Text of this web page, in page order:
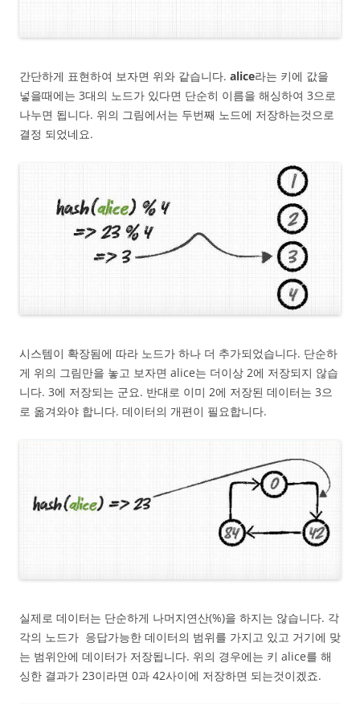
간단하게 표현하여 보자면 위와 같습니다. alice라는 키에 값을
넣을때에는 3대의 노드가 있다면 단순히 이름을 해싱하여 3으로
나누면 됩니다. 위의 그림에서는 두번째 노드에 저장하는것으로
결정 되었네요.
시스템이 확장됨에 따라 노드가 하나 더 추가되었습니다. 단순하
게 위의 그림만을 놓고 보자면 alice는 더이상 2에 저장되지 않습
니다. 3에 저장되는 군요. 반대로 이미 2에 저장된 데이터는 3으
로 옮겨와야 합니다. 데이터의 개편이 필요합니다.
실제로 데이터는 단순하게 나머지연산(%)을 하지는 않습니다. 각
각의 노드가 응답가능한 데이터의 범위를 가지고 있고 거기에 맞
는 범위안에 데이터가 저장됩니다. 위의 경우에는 키 alice를 해
싱한 결과가 23이라면 0과 42사이에 저장하면 되는것이겠죠.